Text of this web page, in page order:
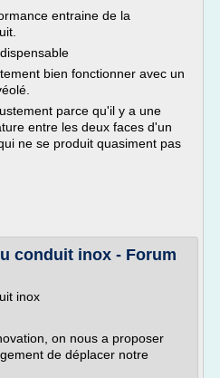
entraine de la
bien fonctionner avec un
parce qu'il y a une
entre les deux faces d'un
ne se produit quasiment pas
conduit inox - Forum
inox
on nous a proposer
de déplacer notre